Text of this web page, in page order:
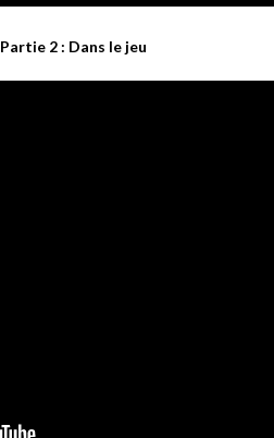
Partie 2 : Dans le jeu